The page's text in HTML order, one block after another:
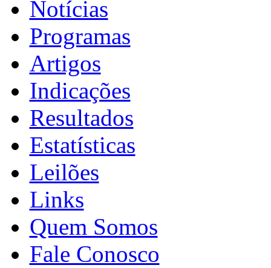
Notícias
Programas
Artigos
Indicações
Resultados
Estatísticas
Leilões
Links
Quem Somos
Fale Conosco